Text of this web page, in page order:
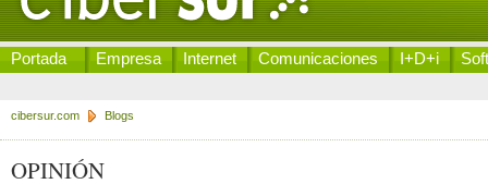
Portada Empresa Internet Comunicaciones I+D+i
cibersur.com Blogs
OPINIÓN